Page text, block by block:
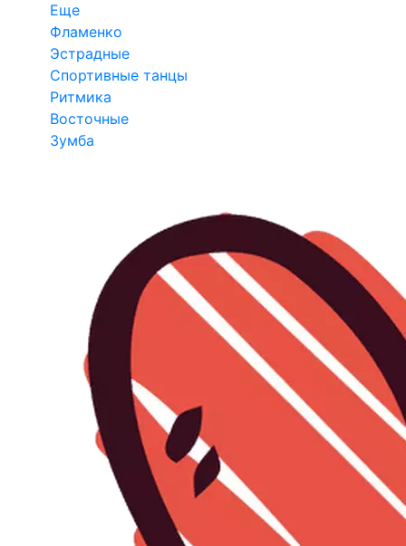
Еще
Фламенко
Эстрадные
Спортивные танцы
Ритмика
Восточные
Зумба